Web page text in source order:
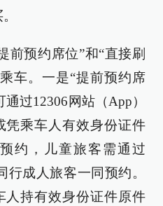
前预约席位”和“直接刷
车。一是“提前预约席
过12306网站（App）
凭乘车人有效身份证件
约，儿童旅客需通过
行成人旅客一同预约。
人持有效身份证件原件